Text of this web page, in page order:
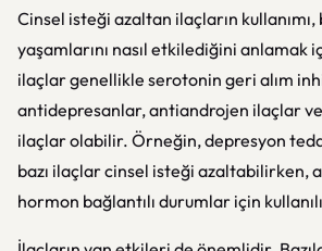
Cinsel isteği azaltan ilaçların
yaşamlarını nasıl etkilediğini anlamak
ilaçlar genellikle serotonin geri alım
antidepresanlar, antiandrojen ilaçlar
ilaçlar olabilir. Örneğin, depresyon
bazı ilaçlar cinsel isteği azaltabilirken,
hormon bağlantılı durumlar için